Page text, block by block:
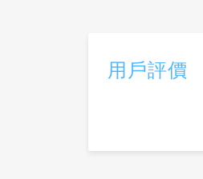
用戶評價